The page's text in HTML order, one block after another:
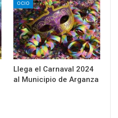
OCIO
Llega el Carnaval 2024
al Municipio de Arganza